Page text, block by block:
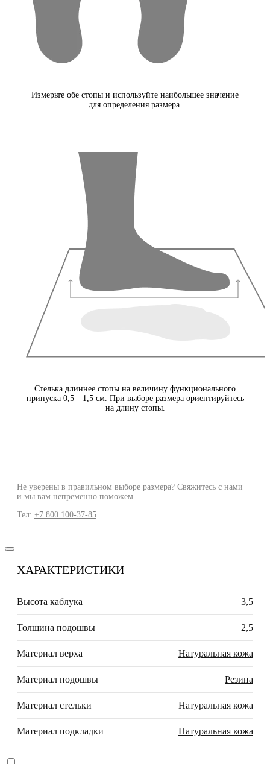
Измерьте обе стопы и используйте наибольшее значение
для определения размера.
Стелька длиннее стопы на величину функционального
припуска 0,5—1,5 см. При выборе размера ориентируйтесь
на длину стопы.
Не уверены в правильном выборе размера? Свяжитесь с нами
и мы вам непременно поможем
Тел: +7 800 100-37-85
ХАРАКТЕРИСТИКИ
Высота каблука 3,5
Толщина подошвы 2,5
Материал верха Натуральная кожа
Материал подошвы Резина
Материал стельки Натуральная кожа
Материал подкладки Натуральная кожа